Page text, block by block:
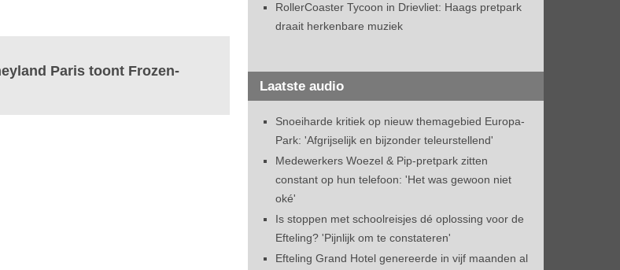
Paris toont Frozen-
RollerCoaster Tycoon in Drievliet: Haags pretpark
draait herkenbare muziek
Laatste audio
Snoeiharde kritiek op nieuw themagebied Europa-
Park: 'Afgrijselijk en bijzonder teleurstellend'
Medewerkers Woezel & Pip-pretpark zitten
constant op hun telefoon: 'Het was gewoon niet
oké'
Is stoppen met schoolreisjes dé oplossing voor de
Efteling? 'Pijnlijk om te constateren'
Efteling Grand Hotel genereerde in vijf maanden al